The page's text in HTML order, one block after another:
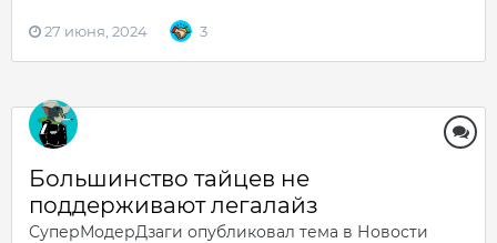
27 июня, 2024 3
Большинство тайцев не
поддерживают легалайз
СуперМодерДзаги опубликовал тема в Новости